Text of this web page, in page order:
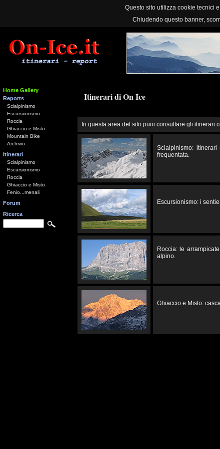
Questo sito utilizza cookie tecnici
Chiudendo questo banner,
Home Gallery
Reports
Scialpinismo
Escursionismo
Roccia
Ghiaccio e Misto
Mountain Bike
Archivio
Itinerari
Scialpinismo
Escursionismo
Roccia
Ghiaccio e Misto
Fenio...menali
Forum
Ricerca
Itinerari di On Ice
In questa area del sito puoi consultare gli itinerari
Scialpinismo:
frequentata.
Escursionismo: i
Roccia: le
alpino.
Ghiaccio e Misto: